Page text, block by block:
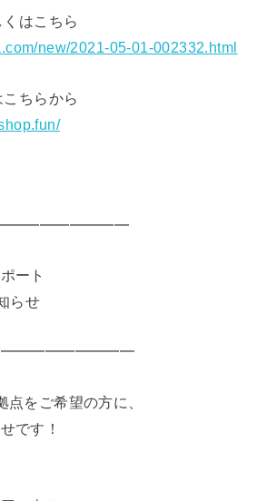
はこちら
new/2021-05-01-002332.html
ちらから
ート
らせ
点をご希望の方に、
です！